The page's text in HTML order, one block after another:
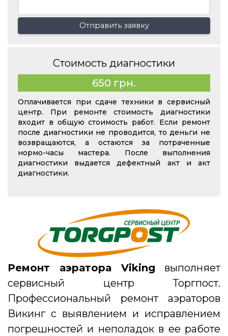
Ремонт аэратора Viking выполняет
сервисный центр Торгпост.
Профессиональный ремонт аэраторов
Викинг с выявлением и исправлением
погрешностей и неполадок в ее работе
Отправить заявку
Стоимость диагностики
650 грн.
Оплачивается при сдаче техники в сервисный
центр. При ремонте стоимость диагностики
входит в общую стоимость работ. Если ремонт
после диагностики не проводится, то деньги не
возвращаются, а остаются за потраченные
нормо-часы мастера. После выполнения
диагностики выдается дефектный акт и акт
диагностики.